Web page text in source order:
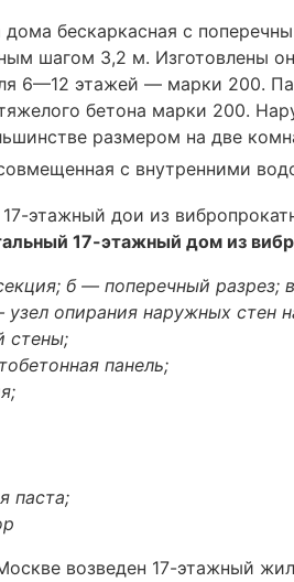
дома бескаркасная с
шагом 3,2 м. Изготовлены
6—12 этажей — марки 200.
бетона марки 200.
размером на две
с внутренними
17-этажный дом из
б — поперечный разрез;
опирания наружных стен
стены;
панель;
паста;
возведен 17-этажный